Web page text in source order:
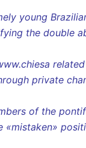
young
the double
private
of the